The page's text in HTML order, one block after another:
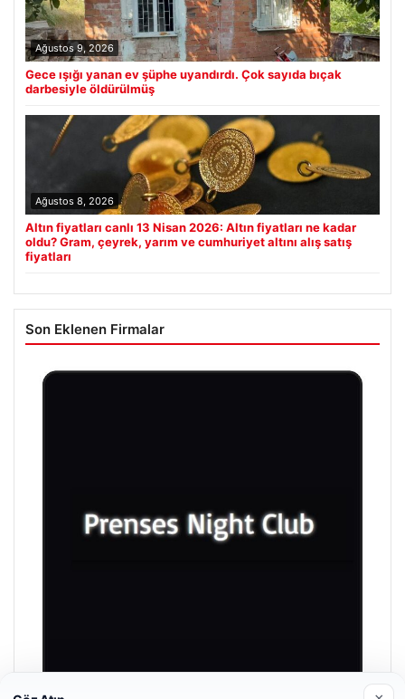
Ağustos 9, 2026
Gece ışığı yanan ev şüphe uyandırdı. Çok sayıda bıçak
darbesiyle öldürülmüş
Ağustos 8, 2026
Altın fiyatları canlı 13 Nisan 2026: Altın fiyatları ne kadar
oldu? Gram, çeyrek, yarım ve cumhuriyet altını alış satış
fiyatları
Son Eklenen Firmalar